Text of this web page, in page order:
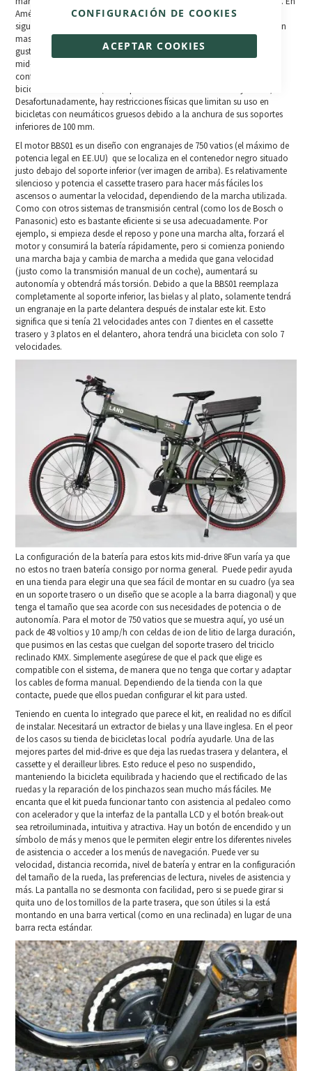
ACEPTAR COOKIES
CONFIGURACIÓN DE COOKIES
América, el motor es etiquetado como un 8Fun, pero en el display LCD
sigue poniendo Bafang. La compañía es conocida por la producción en
masa de motores cúbicos con engranajes de nivel medio. Lo que me
gusta de este kit es que es uno de los pocos kits de bicicletas eléctricas
mid-drive en todo el mundo y puede ser usado en todo tipo de
configuraciones, incluyendo en las reclinadas, de carga, de carretera y
bicicletas de montaña (con soportes inferiores entre 68 mm y 73mm).
Desafortunadamente, hay restricciones físicas que limitan su uso en
bicicletas con neumáticos gruesos debido a la anchura de sus soportes
inferiores de 100 mm.
El motor BBS01 es un diseño con engranajes de 750 vatios (el máximo de
potencia legal en EE.UU) que se localiza en el contenedor negro situado
justo debajo del soporte inferior (ver imagen de arriba). Es relativamente
silencioso y potencia el cassette trasero para hacer más fáciles los
ascensos o aumentar la velocidad, dependiendo de la marcha utilizada.
Como con otros sistemas de transmisión central (como los de Bosch o
Panasonic) esto es bastante eficiente si se usa adecuadamente. Por
ejemplo, si empieza desde el reposo y pone una marcha alta, forzará el
motor y consumirá la batería rápidamente, pero si comienza poniendo
una marcha baja y cambia de marcha a medida que gana velocidad
(justo como la transmisión manual de un coche), aumentará su
autonomía y obtendrá más torsión. Debido a que la BBS01 reemplaza
completamente al soporte inferior, las bielas y al plato, solamente tendrá
un engranaje en la parte delantera después de instalar este kit. Esto
significa que si tenía 21 velocidades antes con 7 dientes en el cassette
trasero y 3 platos en el delantero, ahora tendrá una bicicleta con solo 7
velocidades.
La configuración de la batería para estos kits mid-drive 8Fun varía ya que
no estos no traen batería consigo por norma general. Puede pedir ayuda
en una tienda para elegir una que sea fácil de montar en su cuadro (ya sea
en un soporte trasero o un diseño que se acople a la barra diagonal) y que
tenga el tamaño que sea acorde con sus necesidades de potencia o de
autonomía. Para el motor de 750 vatios que se muestra aquí, yo usé un
pack de 48 voltios y 10 amp/h con celdas de ion de litio de larga duración,
que pusimos en las cestas que cuelgan del soporte trasero del triciclo
reclinado KMX. Simplemente asegúrese de que el pack que elige es
compatible con el sistema, de manera que no tenga que cortar y adaptar
los cables de forma manual. Dependiendo de la tienda con la que
contacte, puede que ellos puedan configurar el kit para usted.
Teniendo en cuenta lo integrado que parece el kit, en realidad no es difícil
de instalar. Necesitará un extractor de bielas y una llave inglesa. En el peor
de los casos su tienda de bicicletas local podría ayudarle. Una de las
mejores partes del mid-drive es que deja las ruedas trasera y delantera, el
cassette y el derailleur libres. Esto reduce el peso no suspendido,
manteniendo la bicicleta equilibrada y haciendo que el rectificado de las
ruedas y la reparación de los pinchazos sean mucho más fáciles. Me
encanta que el kit pueda funcionar tanto con asistencia al pedaleo como
con acelerador y que la interfaz de la pantalla LCD y el botón break-out
sea retroiluminada, intuitiva y atractiva. Hay un botón de encendido y un
símbolo de más y menos que le permiten elegir entre los diferentes niveles
de asistencia o acceder a los menús de navegación. Puede ver su
velocidad, distancia recorrida, nivel de batería y entrar en la configuración
del tamaño de la rueda, las preferencias de lectura, niveles de asistencia y
más. La pantalla no se desmonta con facilidad, pero si se puede girar si
quita uno de los tornillos de la parte trasera, que son útiles si la está
montando en una barra vertical (como en una reclinada) en lugar de una
barra recta estándar.